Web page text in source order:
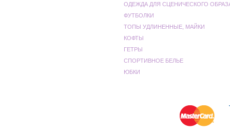
ОДЕЖДА ДЛЯ СЦЕНИЧЕСКОГО
ФУТБОЛКИ
ТОПЫ УДЛИНЕННЫЕ, МАЙКИ
КОФТЫ
ГЕТРЫ
СПОРТИВНОЕ БЕЛЬЕ
ЮБКИ